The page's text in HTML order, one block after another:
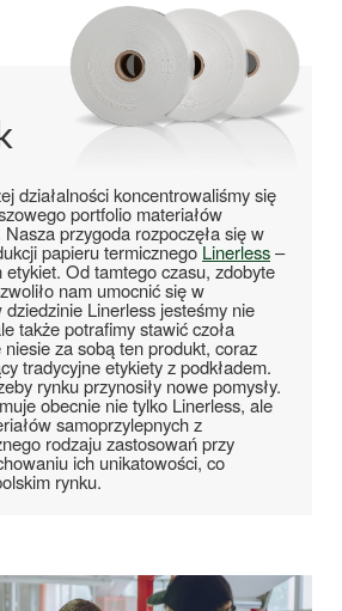
działalności koncentrowaliśmy się
portfolio materiałów
Nasza przygoda rozpoczęła się w
papieru termicznegoLinerless–
etykiet. Od tamtego czasu, zdobyte
nam umocnić się w
dziedzinie Linerless jesteśmy nie
także potrafimy stawić czoła
za sobą ten produkt, coraz
tradycyjneetykiety z podkładem.
rynkuprzynosiły nowe pomysły.
obecnie nie tylko Linerless, ale
samoprzylepnych z
rodzaju zastosowań przy
ich unikatowości, co
rynku.